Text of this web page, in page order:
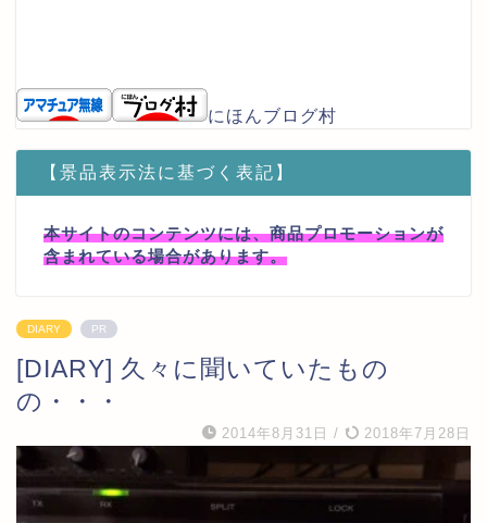
にほんブログ村
【景品表示法に基づく表記】
本サイトのコンテンツには、商品プロモーションが
含まれている場合があります。
DIARY PR
[DIARY] 久々に聞いていたもの
の・・・
2014年8月31日 / 2018年7月28日